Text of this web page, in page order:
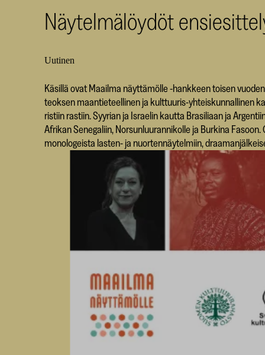
Näytelmälöydöt
Uutinen
Käsillä ovat Maailma näyttämölle -hankkeen toisen
teoksen maantieteellinen ja kulttuuris-yhteiskunnallinen
ristiin rastiin. Syyrian ja Israelin kautta Brasiliaan ja
Afrikan Senegaliin, Norsunluurannikolle ja Burkina
monologeista lasten- ja nuortennäytelmiin,